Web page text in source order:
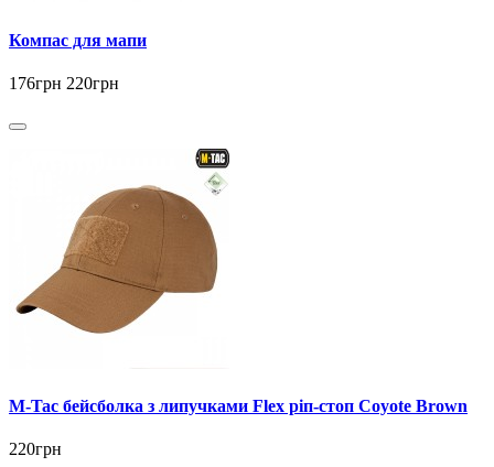
Компас для мапи
176грн 220грн
M-Tac бейсболка з липучками Flex ріп-стоп Coyote Brown
220грн